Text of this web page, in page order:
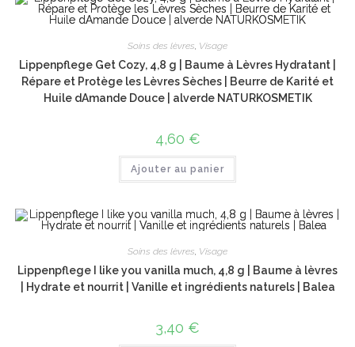
Soins des lèvres, Visage
Lippenpflege Get Cozy, 4,8 g | Baume à Lèvres Hydratant |
Répare et Protège les Lèvres Sèches | Beurre de Karité et
Huile dAmande Douce | alverde NATURKOSMETIK
4,60 €
Ajouter au panier
Soins des lèvres Visage
Lippenpflege I like you vanilla much, 4,8 g | Baume à lèvres
| Hydrate et nourrit | Vanille et ingrédients naturels | Balea
3,40 €